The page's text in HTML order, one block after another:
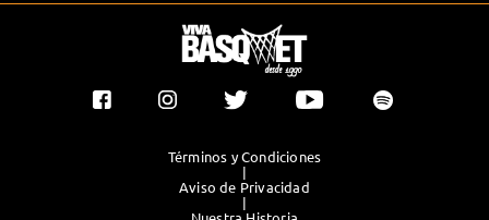
Términos y Condiciones
|
Aviso de Privacidad
|